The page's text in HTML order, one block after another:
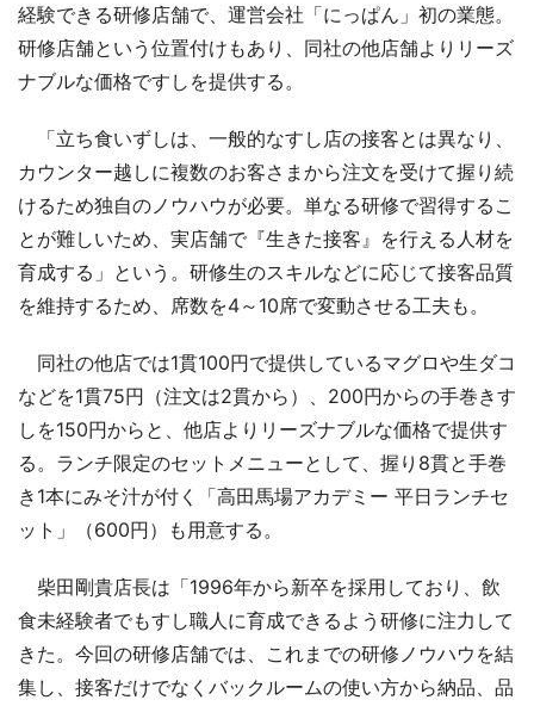
経験できる研修店舗で、運営会社「にっぱん」初の業態。
研修店舗という位置付けもあり、同社の他店舗よりリーズ
ナブルな価格ですしを提供する。
「立ち食いずしは、一般的なすし店の接客とは異なり、
カウンター越しに複数のお客さまから注文を受けて握り続
けるため独自のノウハウが必要。単なる研修で習得するこ
とが難しいため、実店舗で『生きた接客』を行える人材を
育成する」という。研修生のスキルなどに応じて接客品質
を維持するため、席数を4～10席で変動させる工夫も。
同社の他店では1貫100円で提供しているマグロや生ダコ
などを1貫75円（注文は2貫から）、200円からの手巻きす
しを150円からと、他店よりリーズナブルな価格で提供す
る。ランチ限定のセットメニューとして、握り8貫と手巻
き1本にみそ汁が付く「高田馬場アカデミー 平日ランチセ
ット」（600円）も用意する。
柴田剛貴店長は「1996年から新卒を採用しており、飲
食未経験者でもすし職人に育成できるよう研修に注力して
きた。今回の研修店舗では、これまでの研修ノウハウを結
集し、接客だけでなくバックルームの使い方から納品、品